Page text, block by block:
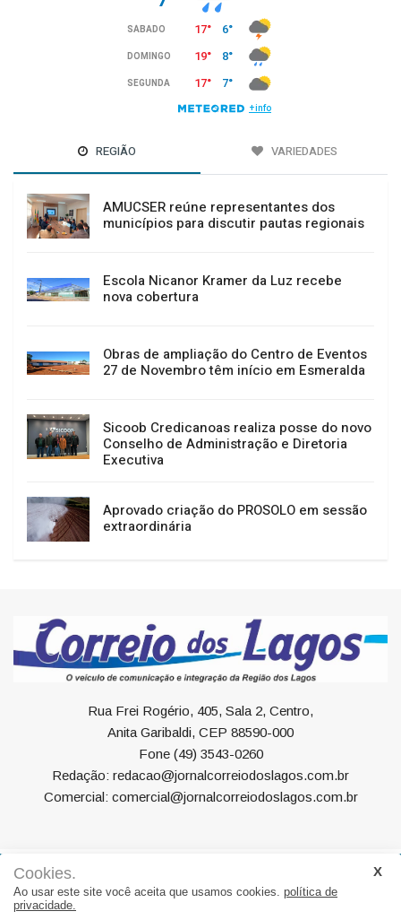
REGIÃO VARIEDADES
AMUCSER reúne representantes dos
municípios para discutir pautas regionais
Escola Nicanor Kramer da Luz recebe
nova cobertura
Obras de ampliação do Centro de Eventos
27 de Novembro têm início em Esmeralda
Sicoob Credicanoas realiza posse do novo
Conselho de Administração e Diretoria
Executiva
Aprovado criação do PROSOLO em sessão
extraordinária
Rua Frei Rogério, 405, Sala 2, Centro,
Anita Garibaldi, CEP 88590-000
Fone (49) 3543-0260
Redação: redacao@jornalcorreiodoslagos.com.br
Comercial: comercial@jornalcorreiodoslagos.com.br
Geral Política Economia Saúde
Variedades
Eventos
Cookies.
Ao usar este site você aceita que usamos cookies. política de
privacidade.